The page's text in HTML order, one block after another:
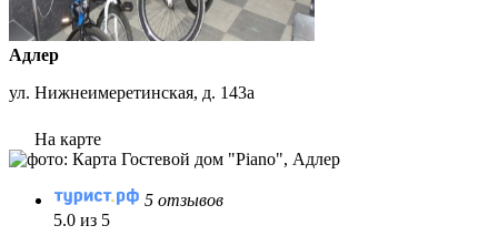
Адлер
ул. Нижнеимеретинская, д. 143а
На карте
5 отзывов
5.0 из 5